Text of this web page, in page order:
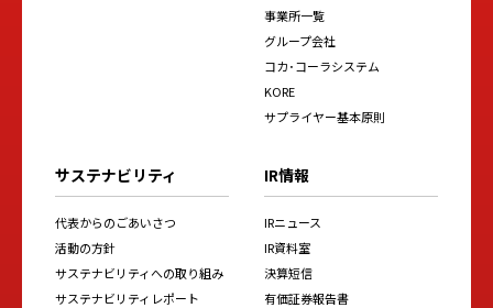
事業所一覧
グループ会社
コカ･コーラシステム
KORE
サプライヤー基本原則
サステナビリティ
代表からのごあいさつ
活動の方針
サステナビリティへの取り組み
サステナビリティレポート
IR情報
IRニュース
IR資料室
決算短信
有価証券報告書